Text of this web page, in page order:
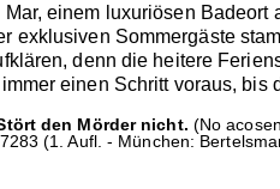
Mar, einem luxuriösen
exklusiven Sommergäste
denn die heitere
einen Schritt voraus, bis
den Mörder nicht. (No
(1. Aufl. - München: